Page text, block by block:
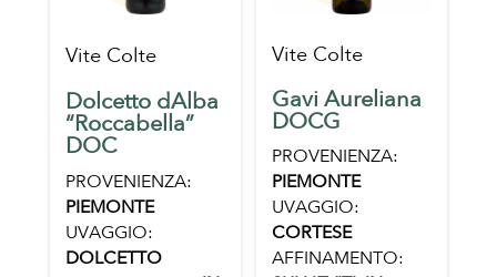
Vite Colte
Dolcetto dAlba
“Roccabella”
DOC
PROVENIENZA:
PIEMONTE
UVAGGIO:
DOLCETTO
Vite Colte
Gavi Aureliana
DOCG
PROVENIENZA:
PIEMONTE
UVAGGIO:
CORTESE
AFFINAMENTO: